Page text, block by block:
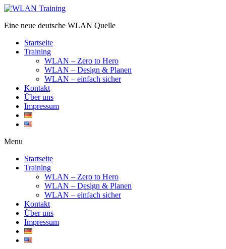
Eine neue deutsche WLAN Quelle
Startseite
Training
WLAN – Zero to Hero
WLAN – Design & Planen
WLAN – einfach sicher
Kontakt
Über uns
Impressum
Menu
Startseite
Training
WLAN – Zero to Hero
WLAN – Design & Planen
WLAN – einfach sicher
Kontakt
Über uns
Impressum